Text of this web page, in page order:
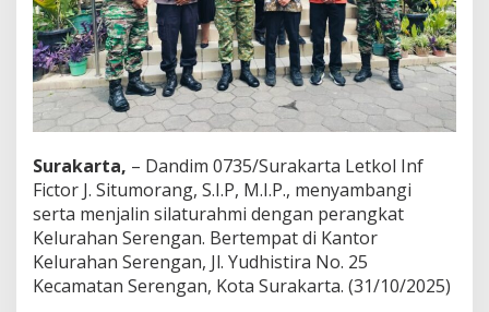
r
t
a
S
a
m
a
n
i
P
e
r
Surakarta, – Dandim 0735/Surakarta Letkol Inf
Fictor J. Situmorang, S.I.P, M.I.P., menyambangi
serta menjalin silaturahmi dengan perangkat
Kelurahan Serengan. Bertempat di Kantor
Kelurahan Serengan, Jl. Yudhistira No. 25
Kecamatan Serengan, Kota Surakarta. (31/10/2025)